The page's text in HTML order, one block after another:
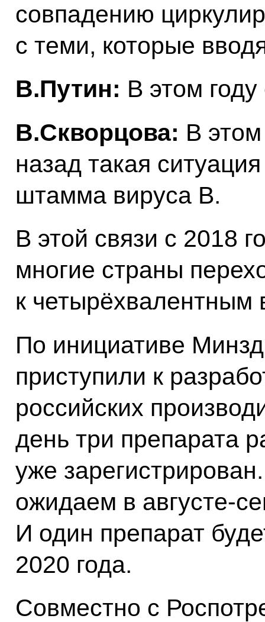
совпадению
с теми, которые
В.Путин: В этом
В.Скворцова: В
назад такая
штамма вируса В.
В этой связи с 2018
многие страны
к четырёхвалентным
По инициативе
приступили к
российских
день три препарата
уже
ожидаем в августе-
И один препарат
2020 года.
Совместно с